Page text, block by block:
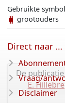
Gebruikte
grootouders
De publicatie
E.
Direct naar ...
Vraag/
Disclaimer